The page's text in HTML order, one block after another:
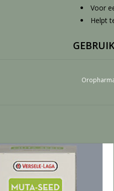
Voor
Helpt
Muitzaad - 300 G
TOEVOEGEN AAN WINKELWAGEN